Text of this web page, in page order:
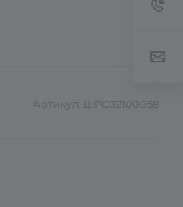
Артикул: ШРО32100058